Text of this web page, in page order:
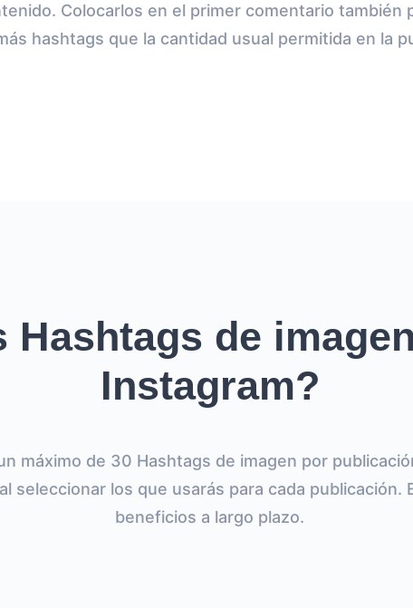
Colocarlos en el primer comentario también
hashtags que la cantidad usual permitida en la
Hashtags de
Instagram?
máximo de 30 Hashtags de imagen por
seleccionar los que usarás para cada publicación.
beneficios a largo plazo.